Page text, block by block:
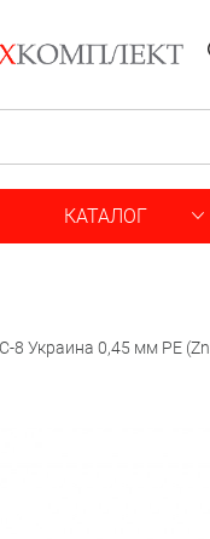
КАТАЛОГ
8 Украина 0,45 мм РЕ